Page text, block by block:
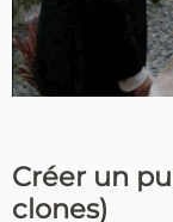
Créer un
clones)